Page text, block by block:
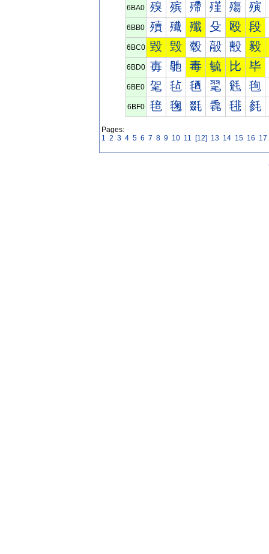
6BA0 殠 殡 殢 殣 殤 殥
6BB0 殰 殱 殲 殳 殴 段
6BC0 毀 毁 毂 毃 毄 毅
6BD0 毐 毑 毒 毓 比 毕
6BE0 毠 毡 毢 毣 毤 毥
6BF0 毰 毱 毲 毳 毴 毵
Pages:
1 2 3 4 5 6 7 8 9 10 11 [12] 13 14 15 16 17